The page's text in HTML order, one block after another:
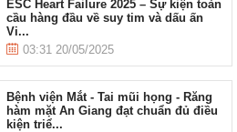
ESC Heart Failure 2025 – Sự kiện toàn
cầu hàng đầu về suy tim và dấu ấn
Vi...
03:31 20/05/2025
Bệnh viện Mắt - Tai mũi họng - Răng
hàm mặt An Giang đạt chuẩn đủ điều
kiện triể...